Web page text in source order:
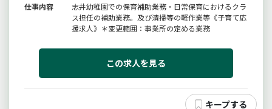
仕事内容
志井幼稚園での保育補助業務・日常保育におけるクラ
ス担任の補助業務。及び清掃等の軽作業等《子育て応
援求人》＊変更範囲：事業所の定める業務
この求人を見る